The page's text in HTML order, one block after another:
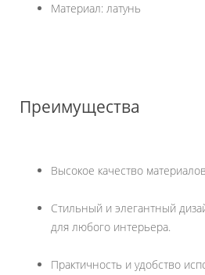
Материал: латунь
Преимущества
Высокое качество
Стильный и элегантный
для любого интерьера.
Практичность и удобство